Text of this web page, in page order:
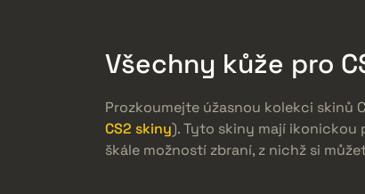
Všechny kůže pro
Prozkoumejte úžasnou kolekci skinů
CS2 skiny). Tyto skiny mají ikonickou
škále možností zbraní, z nichž si